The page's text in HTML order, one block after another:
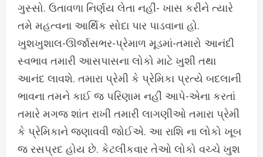
ગુસ્સો. ઉતાવળા નિર્ણય લેતા નહીં- ખાસ કરીને ત્યારે
તમે મહત્વના આર્થિક સોદા પાર પાડવાના હો.
ખુશખુશાલ-ઊર્જાસભર-પ્રેમાળ મૂડમાં-તમારો આનંદી
સ્વભાવ તમારી આસપાસના લોકો માટે ખુશી તથા
આનંદ લાવશે. તમારા પ્રેમી કે પ્રેમિકા પ્રત્યે બદલાની
ભાવના તમને કાઈ જ પરિણામ નહીં આપે-એના કરતાં
તમારે મગજ શાંત રાખી તમારી લાગણીઓ તમારા પ્રેમી
કે પ્રેમિકાને જણાવવી જોઈએ. આ રાશિ ના લોકો ખૂબ
જ રસપ્રદ હોય છે. કેટલીકવાર તેઓ લોકો વચ્ચે ખુશ